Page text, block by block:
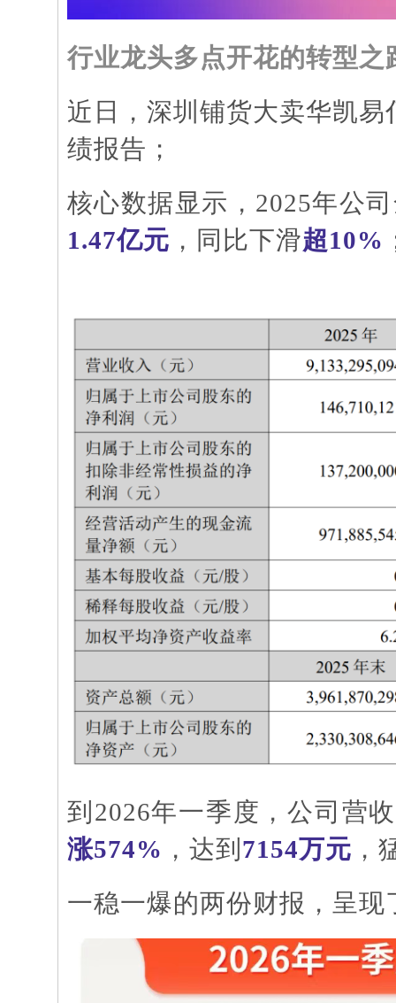
行业龙头多点开花的转型之
近日，深圳铺货大卖华凯易
绩报告；
核心数据显示， 2025年公
1.47亿元 ，同比下滑超10%
到 2026年一季度，公司营收
涨574% ，达到 7154万元 ，
一稳一爆的两份财报，呈